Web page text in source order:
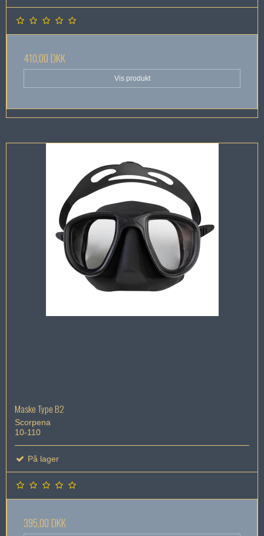
410,00 DKK
Vis produkt
Maske Type B2
Scorpena
10-110
På lager
395,00 DKK